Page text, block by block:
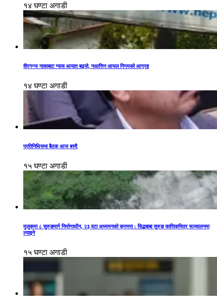
१४ घण्टा अगाडी
वीरगन्ज नाकाबाट ग्यास आयात बढ्यो, नआत्तिन आयल निगमको आग्रह
१४ घण्टा अगाडी
प्रतिनिधिसभा बैठक आज बस्दै
१५ घण्टा अगाडी
मुलुकमा ८ सुरुङमार्ग निर्माणाधीन, २३ वटा अध्ययनको क्रममा : सिद्धबाबा सुरुङ कात्तिकभित्र सञ्चालनमा
ल्याइने
१५ घण्टा अगाडी